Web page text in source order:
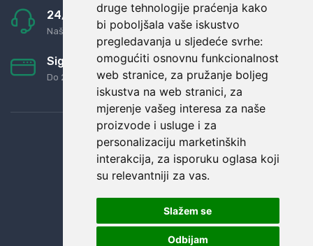
druge tehnologije praćenja kako
bi poboljšala vaše iskustvo
pregledavanja u sljedeće svrhe:
omogućiti osnovnu funkcionalnost
web stranice, za pružanje boljeg
iskustva na web stranici, za
mjerenje vašeg interesa za naše
proizvode i usluge i za
personalizaciju marketinških
interakcija, za isporuku oglasa koji
su relevantniji za vas.
Slažem se
Odbijam
24/7 odlična podrška
Naši agenti uvijek na raspolaganju
Sigurno obročno plaćanje
Do 24 rata bez kamata